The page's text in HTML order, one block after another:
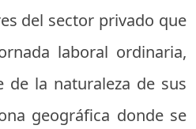
del sector privado que
laboral ordinaria,
de la naturaleza de sus
geográfica donde se